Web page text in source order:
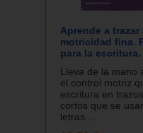
Aprende a
motricidad fina.
para la escritura.
Lleva de la mano
el control motriz
escritura en
cortos que se
letras...